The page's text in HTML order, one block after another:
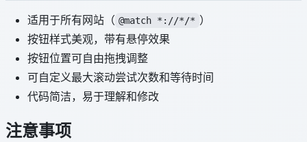
适用于所有网站（ @match *://*/* ）
按钮样式美观，带有悬停效果
按钮位置可自由拖拽调整
可自定义最大滚动尝试次数和等待时间
代码简洁，易于理解和修改
注意事项